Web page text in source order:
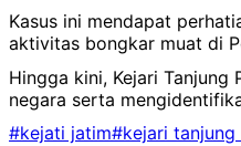
Kasus ini mendapat
aktivitas bongkar muat di
Hingga kini, Kejari
negara serta
#kejati jatim#kejari tanjung